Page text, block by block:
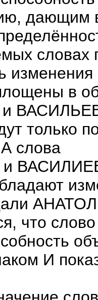
дающим
словах
в
только
слова
что
И